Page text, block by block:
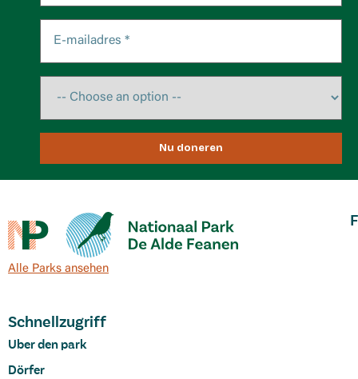
Nu doneren
Alle Parks ansehen
Schnellzugriff
Uber den park
Dörfer